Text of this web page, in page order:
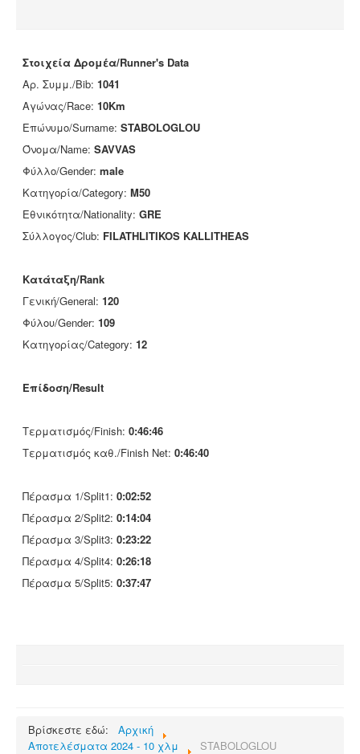
Στοιχεία Δρομέα/Runner's Data
Αρ. Συμμ./Bib: 1041
Αγώνας/Race: 10Km
Επώνυμο/Surname: STABOLOGLOU
Όνομα/Name: SAVVAS
Φύλλο/Gender: male
Κατηγορία/Category: M50
Εθνικότητα/Nationality: GRE
Σύλλογος/Club: FILATHLITIKOS KALLITHEAS
Κατάταξη/Rank
Γενική/General: 120
Φύλου/Gender: 109
Κατηγορίας/Category: 12
Επίδοση/Result
Τερματισμός/Finish: 0:46:46
Τερματισμός καθ./Finish Net: 0:46:40
Πέρασμα 1/Split1: 0:02:52
Πέρασμα 2/Split2: 0:14:04
Πέρασμα 3/Split3: 0:23:22
Πέρασμα 4/Split4: 0:26:18
Πέρασμα 5/Split5: 0:37:47
Βρίσκεστε εδώ:
Αρχική
Αποτελέσματα 2024 - 10 χλμ
STABOLOGLOU